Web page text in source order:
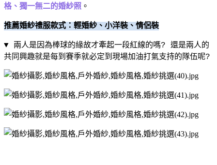
格、獨一無二的婚紗照 。
推薦婚紗禮服款式：輕婚紗、小洋裝、情侶裝
▼ 兩人是因為棒球的緣故才牽起一段紅線的嗎? 還是兩人的
共同興趣就是每到賽季就必定到現場加油打氣支持的隊伍呢?